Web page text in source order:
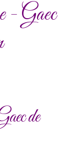
- Gaec
de